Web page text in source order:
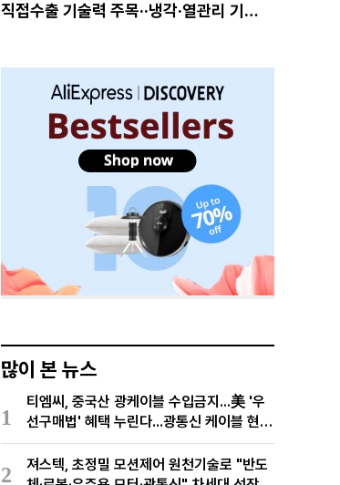
직접수출 기술력 주목··냉각·열관리 기술
많이 본 뉴스
1
티엠씨, 중국산 광케이블 수입금지...美 '우
선구매법' 혜택 누린다...광통신 케이블 현지
생산
2
져스텍, 초정밀 모션제어 원천기술로 "반도